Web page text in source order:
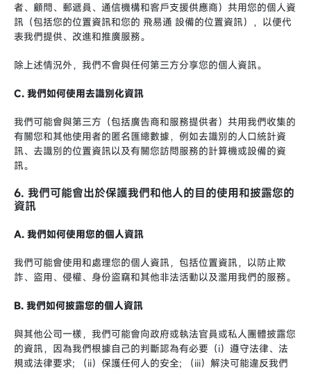
者、顧問、郵遞員、通信機構和客戶支援供應商）共用您的個人資
訊（包括您的位置資訊和您的 飛易通 設備的位置資訊），以便代
表我們提供、改進和推廣服務。
除上述情況外，我們不會與任何第三方分享您的個人資訊。
C. 我們如何使用去識別化資訊
我們可能會與第三方（包括廣告商和服務提供者）共用我們收集的
有關您和其他使用者的匿名匯總數據，例如去識別的人口統計資
訊、去識別的位置資訊以及有關您訪問服務的計算機或設備的資
訊。
6. 我們可能會出於保護我們和他人的目的使用和披露您的
資訊
A. 我們如何使用您的個人資訊
我們可能會使用和處理您的個人資訊，包括位置資訊，以防止欺
詐、盜用、侵權、身份盜竊和其他非法活動以及濫用我們的服務。
B. 我們如何披露您的個人資訊
與其他公司一樣，我們可能會向政府或執法官員或私人團體披露您
的資訊，因為我們根據自己的判斷認為有必要（i）遵守法律、法
規或法律要求; （ii）保護任何人的安全; （iii）解決可能違反我們